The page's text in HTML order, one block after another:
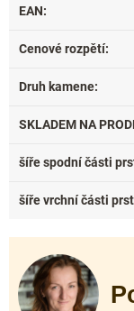
EAN:
Cenové rozpětí:
Druh kamene:
SKLADEM NA
šíře spodní části
šíře vrchní části